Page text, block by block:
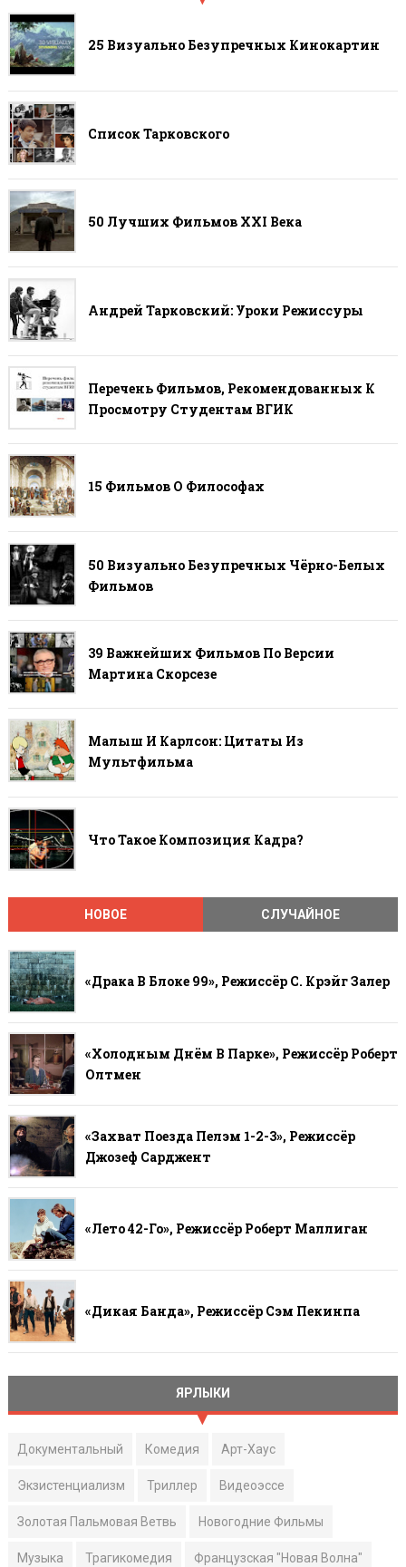
25 Визуально Безупречных Кинокартин
Список Тарковского
50 Лучших Фильмов ХХI Века
Андрей Тарковский: Уроки Режиссуры
Перечень Фильмов, Рекомендованных К
Просмотру Студентам ВГИК
15 Фильмов О Философах
50 Визуально Безупречных Чёрно-Белых
Фильмов
39 Важнейших Фильмов По Версии
Мартина Скорсезе
Малыш И Карлсон: Цитаты Из
Мультфильма
Что Такое Композиция Кадра?
НОВОЕ СЛУЧАЙНОЕ
«Драка В Блоке 99», Режиссёр С. Крэйг Залер
«Холодным Днём В Парке», Режиссёр Роберт
Олтмен
«Захват Поезда Пелэм 1-2-3», Режиссёр
Джозеф Сарджент
«Лето 42-Го», Режиссёр Роберт Маллиган
«Дикая Банда», Режиссёр Сэм Пекинпа
ЯРЛЫКИ
Документальный Комедия Арт-Хаус
Экзистенциализм Триллер Видеоэссе
Золотая Пальмовая Ветвь Новогодние Фильмы
Музыка Трагикомедия Французская "Новая Волна"